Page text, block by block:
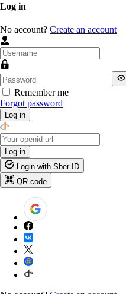
Log in
No account? Create an account
Remember me
Forgot password
Log in
Log in
Login with Sber ID
QR code